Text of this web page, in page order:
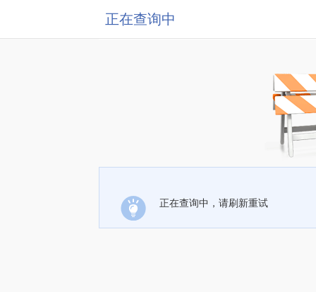
正在查询中
正在查询中，请刷新重试